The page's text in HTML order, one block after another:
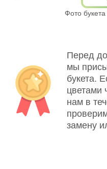
Фото
Перед
мы
букета.
цветами
нам в
замену